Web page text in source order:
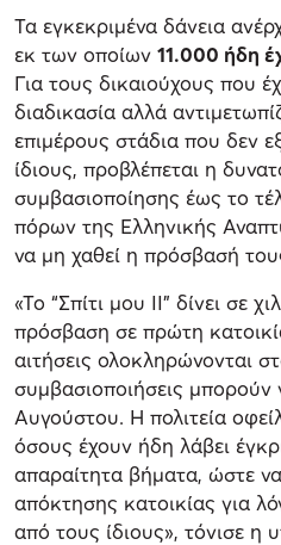
Τα εγκεκριμένα δάνεια
εκ των οποίων 11.000 ήδη
Για τους δικαιούχους που
διαδικασία αλλά
επιμέρους στάδια που δεν
ίδιους, προβλέπεται η
συμβασιοποίησης έως το
πόρων της Ελληνικής
να μη χαθεί η πρόσβασή
«Το “Σπίτι μου ΙΙ” δίνει σε
πρόσβαση σε πρώτη
αιτήσεις ολοκληρώνονται
συμβασιοποιήσεις μπορούν
Αυγούστου. Η πολιτεία
όσους έχουν ήδη λάβει
απαραίτητα βήματα, ώστε
απόκτησης κατοικίας για
από τους ίδιους», τόνισε η